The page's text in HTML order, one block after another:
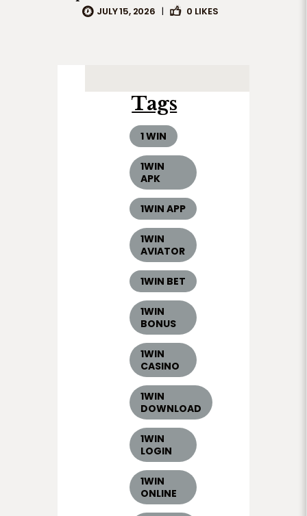
JULY 15, 2026 | 0 LIKES
Tags
1 WIN
1WIN
APK
1WIN APP
1WIN
AVIATOR
1WIN BET
1WIN
BONUS
1WIN
CASINO
1WIN
DOWNLOAD
1WIN
LOGIN
1WIN
ONLINE